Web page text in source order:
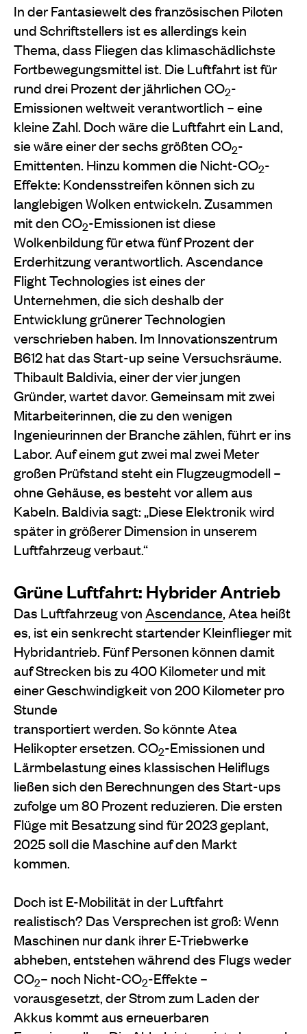
In der Fantasiewelt des französischen Piloten
und Schriftstellers ist es allerdings kein
Thema, dass Fliegen das klimaschädlichste
Fortbewegungsmittel ist. Die Luftfahrt ist für
rund drei Prozent der jährlichen CO2-
Emissionen weltweit verantwortlich – eine
kleine Zahl. Doch wäre die Luftfahrt ein Land,
sie wäre einer der sechs größten CO2-
Emittenten. Hinzu kommen die Nicht-CO2-
Effekte: Kondensstreifen können sich zu
langlebigen Wolken entwickeln. Zusammen
mit den CO2-Emissionen ist diese
Wolkenbildung für etwa fünf Prozent der
Erderhitzung verantwortlich. Ascendance
Flight Technologies ist eines der
Unternehmen, die sich deshalb der
Entwicklung grünerer Technologien
verschrieben haben. Im Innovationszentrum
B612 hatdas Start-up seine Versuchsräume.
Thibault Baldivia, einer der vier jungen
Gründer, wartet davor. Gemeinsam mit zwei
Mitarbeiterinnen,die zu den wenigen
Ingenieurinnen der Branchezählen, führt er ins
Labor. Auf einem gut zwei mal zwei Meter
großen Prüfstand steht ein Flugzeugmodell –
ohne Gehäuse, es bestehtvor allem aus
Kabeln. Baldivia sagt: „Diese Elektronik wird
später in größerer Dimension in unserem
Luftfahrzeug verbaut.“
Grüne Luftfahrt: Hybrider Antrieb
Das Luftfahrzeug vonAscendance, Atea heißt
es, ist ein senkrecht startender Kleinflieger mit
Hybridantrieb. Fünf Personen können damit
auf Strecken bis zu 400 Kilometer und mit
einerGeschwindigkeit von 200 Kilometer pro
Stunde
transportiert werden. So könnte Atea
Helikopter ersetzen. CO2-Emissionen und
Lärmbelastung eines klassischen Heliflugs
ließen sich den Berechnungen des Start-ups
zufolge um 80 Prozent reduzieren. Die ersten
Flüge mit Besatzung sind für 2023 geplant,
2025 soll die Maschine auf den Markt
kommen.
Doch ist E-Mobilität in der Luftfahrt
realistisch? Das Versprechen ist groß: Wenn
Maschinen nur dank ihrer E-Triebwerke
abheben, entstehen während des Flugs weder
CO2– noch Nicht-CO2-Effekte –
vorausgesetzt, der Stromzum Laden der
Akkus kommt aus erneuerbaren